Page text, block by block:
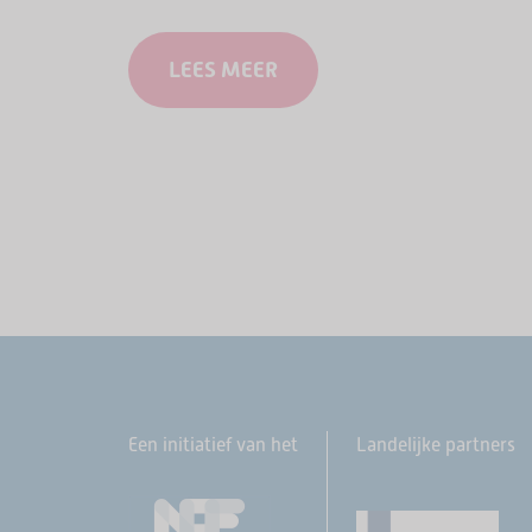
buurthuizen, welzijnsorganisaties en
andere lokale partijen hun deuren voor
ouderen. Overal in…
LEES MEER
Een initiatief van het Landelijke partners